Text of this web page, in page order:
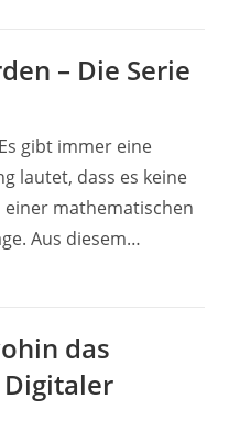
– Die Serie
gibt immer eine
lautet, dass es keine
mathematischen
Aus diesem…
das
Digitaler